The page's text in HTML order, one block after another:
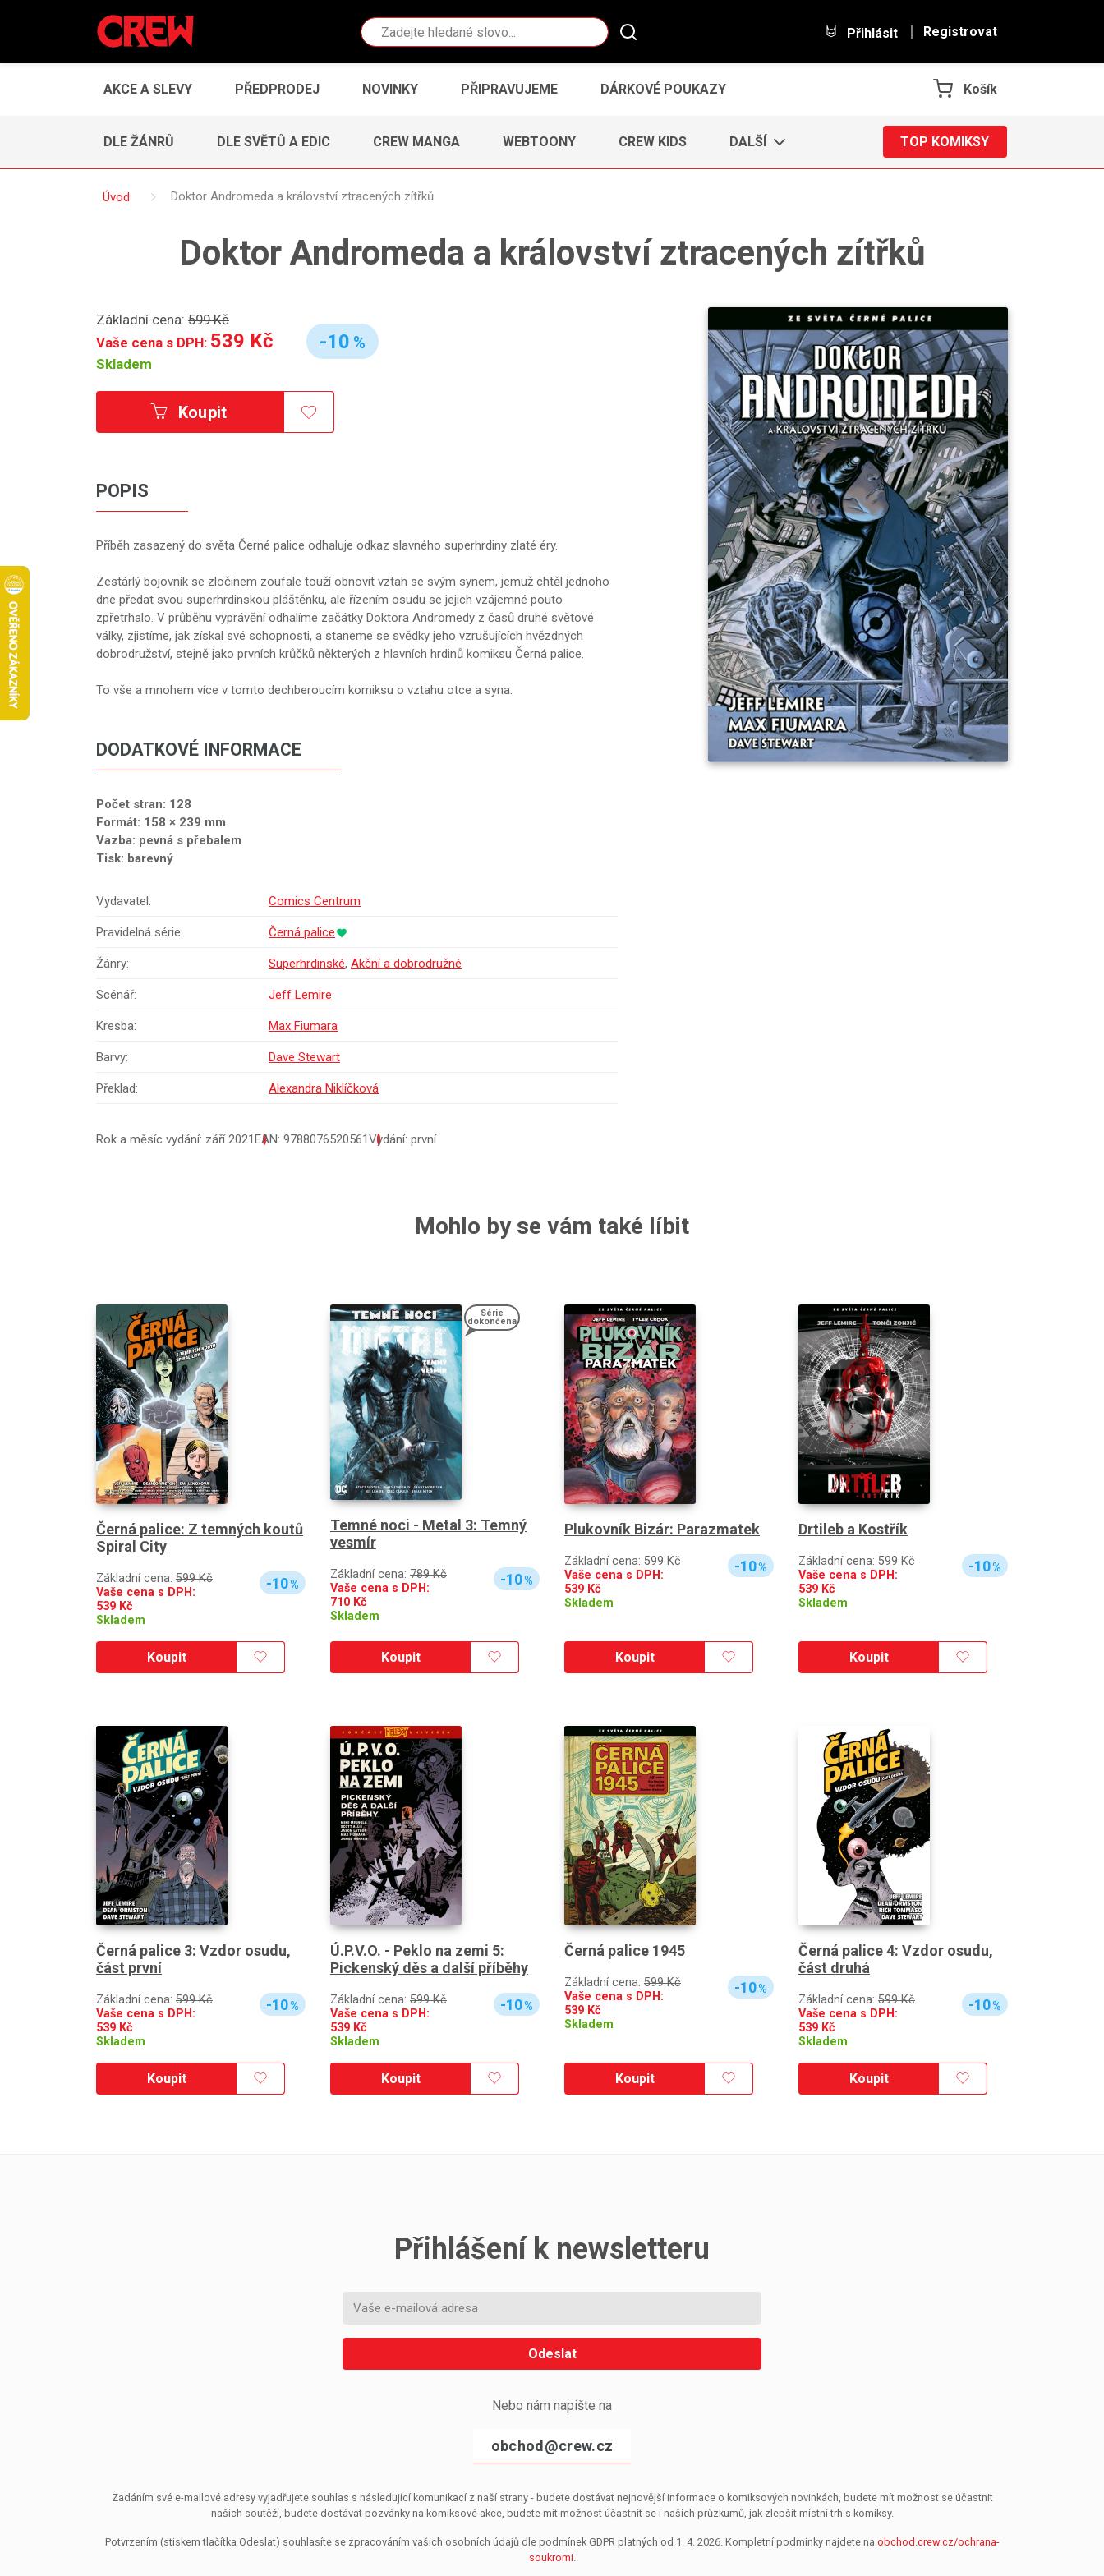
Vyhledávání Přihlásit Registrovat
AKCE A SLEVY PŘEDPRODEJ NOVINKY PŘIPRAVUJEME DÁRKOVÉ POUKAZY Košík
DLE ŽÁNRŮ DLE SVĚTŮ A EDIC CREW MANGA WEBTOONY CREW KIDS DALŠÍ TOP KOMIKSY
Úvod Doktor Andromeda a království ztracených zítřků
Doktor Andromeda a království ztracených zítřků
Základní cena: 599 Kč
Vaše cena s DPH: 539 Kč
Skladem
-10 %
Koupit
POPIS
Příběh zasazený do světa Černé palice odhaluje odkaz slavného superhrdiny zlaté éry.
Zestárlý bojovník se zločinem zoufale touží obnovit vztah se svým synem, jemuž chtěl jednoho
dne předat svou superhrdinskou pláštěnku, ale řízením osudu se jejich vzájemné pouto
zpřetrhalo. V průběhu vyprávění odhalíme začátky Doktora Andromedy z časů druhé světové
války, zjistíme, jak získal své schopnosti, a staneme se svědky jeho vzrušujících hvězdných
dobrodružství, stejně jako prvních krůčků některých z hlavních hrdinů komiksu Černá palice.
To vše a mnohem více v tomto dechberoucím komiksu o vztahu otce a syna.
DODATKOVÉ INFORMACE
Počet stran: 128
Formát: 158 × 239 mm
Vazba: pevná s přebalem
Tisk: barevný
Vydavatel: Comics Centrum
Pravidelná série: Černá palice
Žánry: Superhrdinské, Akční a dobrodružné
Scénář: Jeff Lemire
Kresba: Max Fiumara
Barvy: Dave Stewart
Překlad: Alexandra Niklíčková
Rok a měsíc vydání: září 2021EAN: 9788076520561Vydání: první
Mohlo by se vám také líbit
Černá palice: Z temných koutů
Spiral City
Základní cena: 599 Kč
Vaše cena s DPH:
539 Kč
Skladem
-10%
Koupit
Série
dokončena
Temné noci - Metal 3: Temný
vesmír
Základní cena: 789 Kč
Vaše cena s DPH:
710 Kč
Skladem
-10%
Koupit
Plukovník Bizár: Parazmatek
Základní cena: 599 Kč
Vaše cena s DPH:
539 Kč
Skladem
-10%
Koupit
Drtileb a Kostřík
Základní cena: 599 Kč
Vaše cena s DPH:
539 Kč
Skladem
-10%
Koupit
Černá palice 3: Vzdor osudu,
část první
Základní cena: 599 Kč
Vaše cena s DPH:
539 Kč
Skladem
-10%
Koupit
Ú.P.V.O. - Peklo na zemi 5:
Pickenský děs a další příběhy
Základní cena: 599 Kč
Vaše cena s DPH:
539 Kč
Skladem
-10%
Koupit
Černá palice 1945
Základní cena: 599 Kč
Vaše cena s DPH:
539 Kč
Skladem
-10%
Koupit
Černá palice 4: Vzdor osudu,
část druhá
Základní cena: 599 Kč
Vaše cena s DPH:
539 Kč
Skladem
-10%
Koupit
Přihlášení k newsletteru
Odeslat
Nebo nám napište na
obchod@crew.cz
Zadáním své e-mailové adresy vyjadřujete souhlas s následující komunikací z naší strany - budete dostávat nejnovější informace o komiksových novinkách, budete mít možnost se účastnit
našich soutěží, budete dostávat pozvánky na komiksové akce, budete mít možnost účastnit se i našich průzkumů, jak zlepšit místní trh s komiksy.
Potvrzením (stiskem tlačítka Odeslat) souhlasíte se zpracováním vašich osobních údajů dle podmínek GDPR platných od 1. 4. 2026. Kompletní podmínky najdete na obchod.crew.cz/ochrana-
soukromi.